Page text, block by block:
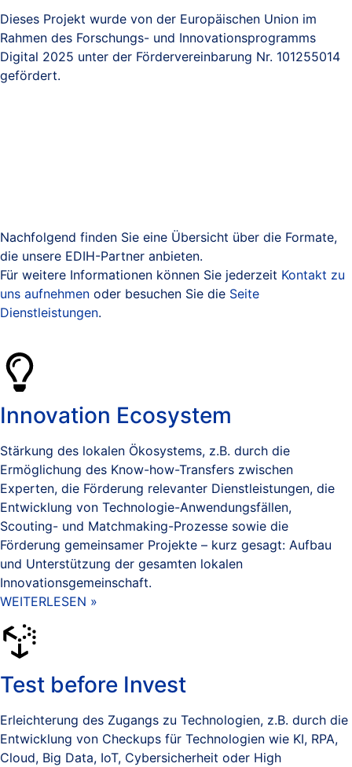
Dieses Projekt wurde von der Europäischen Union im
Rahmen des Forschungs- und Innovationsprogramms
Digital 2025 unter der Fördervereinbarung Nr. 101255014
gefördert.
Nachfolgend finden Sie eine Übersicht über die Formate,
die unsere EDIH-Partner anbieten.
Für weitere Informationen können Sie jederzeit Kontakt zu
uns aufnehmen oder besuchen Sie die Seite
Dienstleistungen.
Innovation Ecosystem
Stärkung des lokalen Ökosystems, z.B. durch die
Ermöglichung des Know-how-Transfers zwischen
Experten, die Förderung relevanter Dienstleistungen, die
Entwicklung von Technologie-Anwendungsfällen,
Scouting- und Matchmaking-Prozesse sowie die
Förderung gemeinsamer Projekte – kurz gesagt: Aufbau
und Unterstützung der gesamten lokalen
Innovationsgemeinschaft.
WEITERLESEN »
Test before Invest
Erleichterung des Zugangs zu Technologien, z.B. durch die
Entwicklung von Checkups für Technologien wie KI, RPA,
Cloud, Big Data, IoT, Cybersicherheit oder High